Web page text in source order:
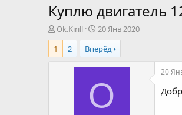
Куплю двигатель
А
в
т
о
Ok.Kirill
Д
а
т
а
н
а
а
20 Янв 2020
1
2 Вперёд
O
20